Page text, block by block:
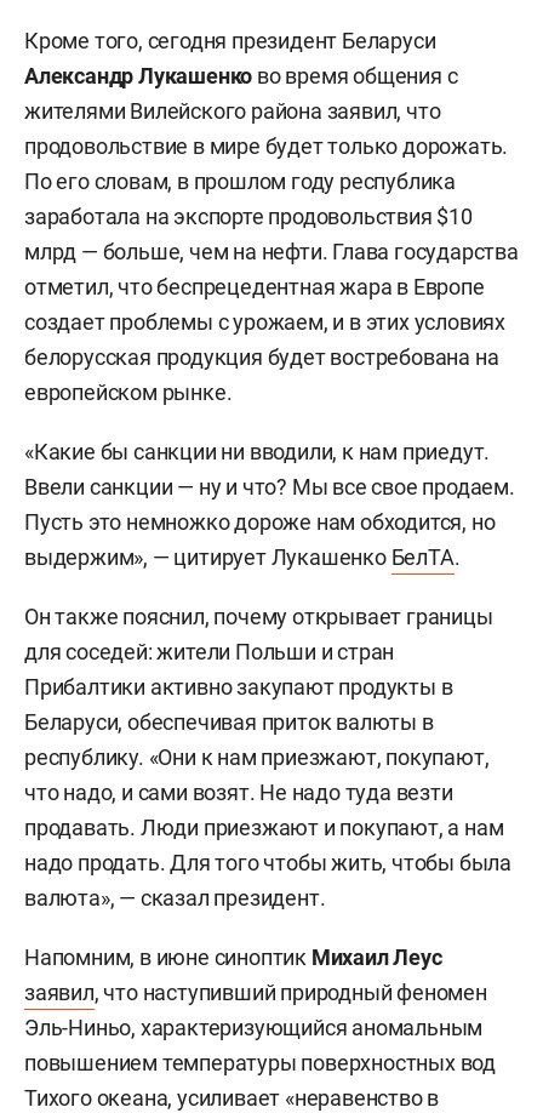
Кроме того, сегодня президент Беларуси
Александр Лукашенко во время общения с
жителями Вилейского района заявил, что
продовольствие в мире будет только дорожать.
По его словам, в прошлом году республика
заработала на экспорте продовольствия $10
млрд — больше, чем на нефти. Глава государства
отметил, что беспрецедентная жара в Европе
создает проблемы с урожаем, и в этих условиях
белорусская продукция будет востребована на
европейском рынке.
«Какие бы санкции ни вводили, к нам приедут.
Ввели санкции — ну и что? Мы все свое продаем.
Пусть это немножко дороже нам обходится, но
выдержим», — цитирует Лукашенко БелТА.
Он также пояснил, почему открывает границы
для соседей: жители Польши и стран
Прибалтики активно закупают продукты в
Беларуси, обеспечивая приток валюты в
республику. «Они к нам приезжают, покупают,
что надо, и сами возят. Не надо туда везти
продавать. Люди приезжают и покупают, а нам
надо продать. Для того чтобы жить, чтобы была
валюта», — сказал президент.
Напомним, в июне синоптик Михаил Леус
заявил, что наступивший природный феномен
Эль-Ниньо, характеризующийся аномальным
повышением температуры поверхностных вод
Тихого океана, усиливает «неравенство в